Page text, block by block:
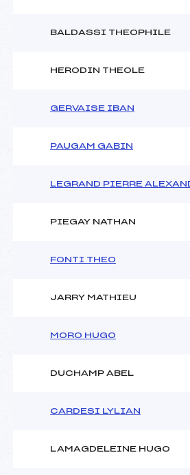
BALDASSI THEOPHILE
HERODIN THEOLE
GERVAISE IBAN
PAUGAM GABIN
LEGRAND PIERRE
PIEGAY NATHAN
FONTI THEO
JARRY MATHIEU
MORO HUGO
DUCHAMP ABEL
CARDESI LYLIAN
LAMAGDELEINE HUGO